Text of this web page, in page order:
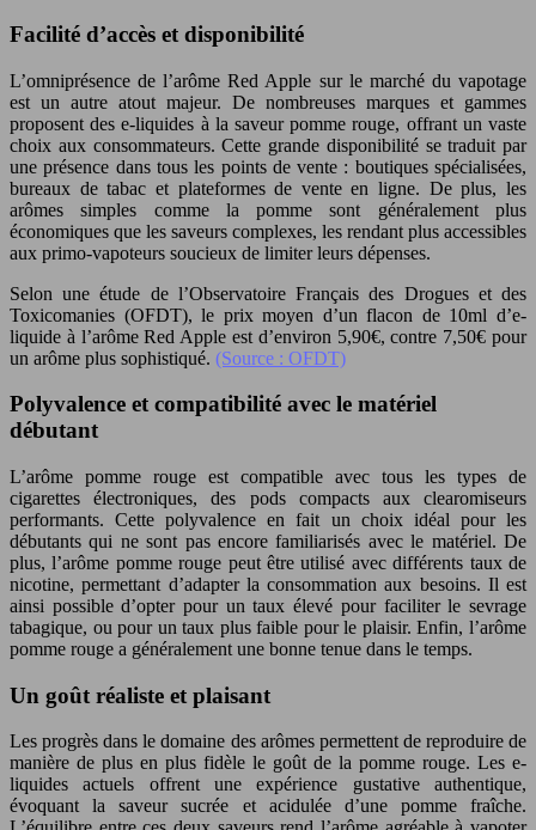
Facilité d’accès et disponibilité
L’omniprésence de l’arôme Red Apple sur le marché du vapotage
est un autre atout majeur. De nombreuses marques et gammes
proposent des e-liquides à la saveur pomme rouge, offrant un vaste
choix aux consommateurs. Cette grande disponibilité se traduit par
une présence dans tous les points de vente : boutiques spécialisées,
bureaux de tabac et plateformes de vente en ligne. De plus, les
arômes simples comme la pomme sont généralement plus
économiques que les saveurs complexes, les rendant plus accessibles
aux primo-vapoteurs soucieux de limiter leurs dépenses.
Selon une étude de l’Observatoire Français des Drogues et des
Toxicomanies (OFDT), le prix moyen d’un flacon de 10ml d’e-
liquide à l’arôme Red Apple est d’environ 5,90€, contre 7,50€ pour
un arôme plus sophistiqué. (Source : OFDT)
Polyvalence et compatibilité avec le matériel
débutant
L’arôme pomme rouge est compatible avec tous les types de
cigarettes électroniques, des pods compacts aux clearomiseurs
performants. Cette polyvalence en fait un choix idéal pour les
débutants qui ne sont pas encore familiarisés avec le matériel. De
plus, l’arôme pomme rouge peut être utilisé avec différents taux de
nicotine, permettant d’adapter la consommation aux besoins. Il est
ainsi possible d’opter pour un taux élevé pour faciliter le sevrage
tabagique, ou pour un taux plus faible pour le plaisir. Enfin, l’arôme
pomme rouge a généralement une bonne tenue dans le temps.
Un goût réaliste et plaisant
Les progrès dans le domaine des arômes permettent de reproduire de
manière de plus en plus fidèle le goût de la pomme rouge. Les e-
liquides actuels offrent une expérience gustative authentique,
évoquant la saveur sucrée et acidulée d’une pomme fraîche.